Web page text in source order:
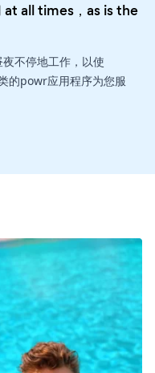
all times，as is the
不停地工作，以使
的powr应用程序为您服